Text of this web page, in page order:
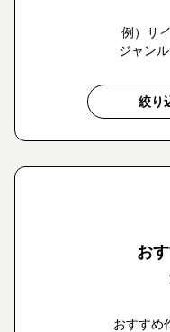
例）サ
ジャン
絞り
お
おすすめ